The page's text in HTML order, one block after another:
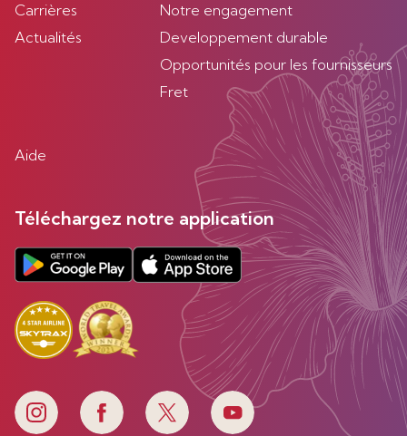
Carrières
Actualités
Notre engagement
Developpement durable
Opportunités pour les fournisseurs
Fret
Aide
Téléchargez notre application